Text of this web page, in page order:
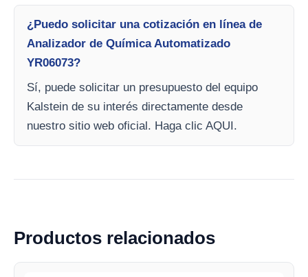
¿Puedo solicitar una cotización en línea de
Analizador de Química Automatizado
YR06073?
Sí, puede solicitar un presupuesto del equipo
Kalstein de su interés directamente desde
nuestro sitio web oficial. Haga clic AQUI.
Productos relacionados